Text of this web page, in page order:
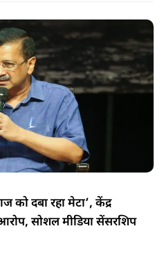
दबा रहा मेटा’, केंद्र
सोशल मीडिया सेंसरशिप